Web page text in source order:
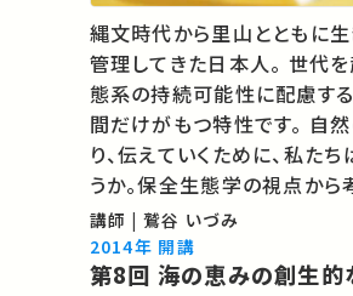
縄文時代から里山とともに
管理してきた日本人。 世代を超えて知識を蓄え、生
態系の持続可能性に配慮す
間だけがもつ特性です。 自然の豊かな恵みを守
り、伝えていくために、私た
うか。保全生態学の視点から考えます
生態学からみた「さとやま」 11:06 縄文時代のさと
やま植生管理 25:51 「持続可能性へのまなざし」
こそ人…
講師 | 鷲谷 いづみ
2014年 開講
第8回 海の恵みの創